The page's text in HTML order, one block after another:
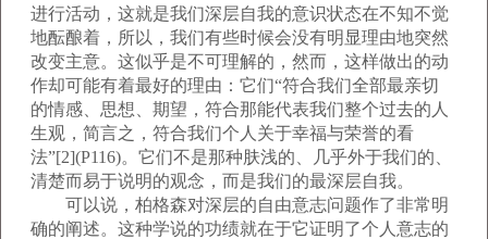
进行活动，这就是我们深层自我的意识状态在不知不觉
地酝酿着，所以，我们有些时候会没有明显理由地突然
改变主意。这似乎是不可理解的，然而，这样做出的动
作却可能有着最好的理由：它们“符合我们全部最亲切
的情感、思想、期望，符合那能代表我们整个过去的人
生观，简言之，符合我们个人关于幸福与荣誉的看
法”[2](P116)。它们不是那种肤浅的、几乎外于我们的、
清楚而易于说明的观念，而是我们的最深层自我。
可以说，柏格森对深层的自由意志问题作了非常明
确的阐述。这种学说的功绩就在于它证明了个人意志的